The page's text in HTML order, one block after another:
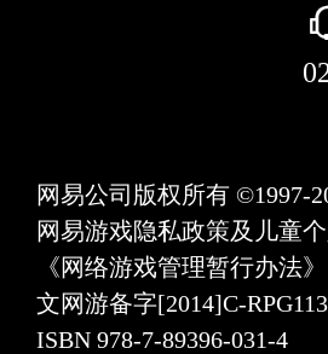
网易公司版权所有 ©1997-
网易游戏隐私政策及儿童
《网络游戏管理暂行办法
文网游备字[2014]C-
ISBN 978-7-89396-031-4